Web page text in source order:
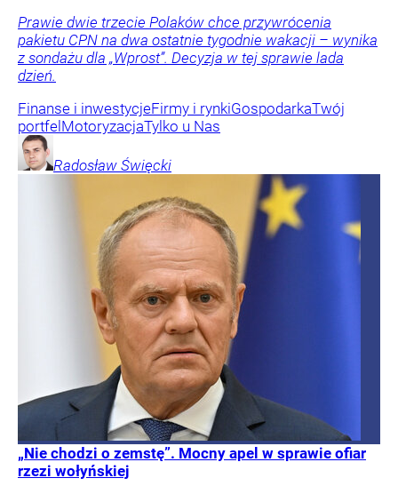
Prawie dwie trzecie Polaków chce przywrócenia
pakietu CPN na dwa ostatnie tygodnie wakacji – wynika
z sondażu dla „Wprost”. Decyzja w tej sprawie lada
dzień.
Finanse i inwestycjeFirmy i rynkiGospodarkaTwój
portfel MotoryzacjaTylko u Nas
Radosław Święcki
„Nie chodzi o zemstę”. Mocny apel w sprawie ofiar
rzezi wołyńskiej